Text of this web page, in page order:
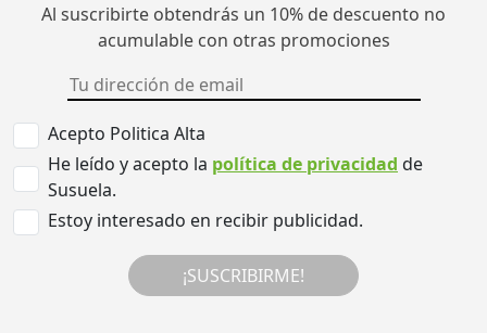
Al suscribirte obtendrás un 10% de descuento no
acumulable con otras promociones
Acepto Politica Alta
He leído y acepto la política de privacidad de
Susuela.
Estoy interesado en recibir publicidad.
¡SUSCRIBIRME!